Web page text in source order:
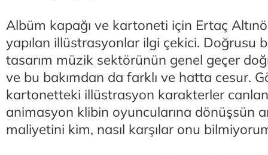
Albüm kapağı ve kartoneti için Ertaç
yapılan illüstrasyonlar ilgi çekici. Doğrusu
tasarım müzik sektörünün genel geçer
ve bu bakımdan da farklı ve hatta cesur.
kartonetteki illüstrasyon karakterler
animasyon klibin oyuncularına dönüşsün
maliyetini kim, nasıl karşılar onu